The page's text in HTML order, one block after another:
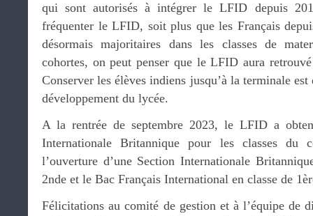
qui sont autorisés à intégrer le LFID depuis
fréquenter le LFID, soit plus que les Français
désormais majoritaires dans les classes de
cohortes, on peut penser que le LFID aura
Conserver les élèves indiens jusqu’à la terminale
développement du lycée.
A la rentrée de septembre 2023, le LFID a
Internationale Britannique pour les classes du
l’ouverture d’une Section Internationale
2nde et le Bac Français International en classe de
Félicitations au comité de gestion et à l’équipe de